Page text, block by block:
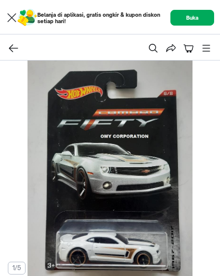
Belanja di aplikasi, gratis ongkir & kupon diskon
setiap hari!
Buka
1/5